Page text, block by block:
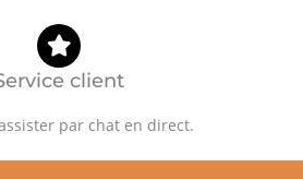
client
par chat en direct.